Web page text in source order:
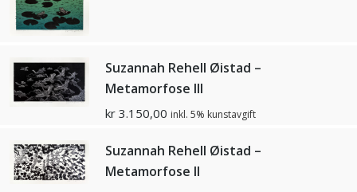
Suzannah Rehell Øistad –
Metamorfose lll
kr 3.150,00 inkl. 5% kunstavgift
Suzannah Rehell Øistad –
Metamorfose ll